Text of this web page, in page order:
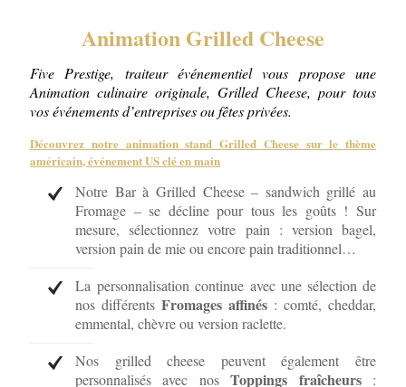
Animation Grilled Cheese
Five Prestige, traiteur événementiel vous propose une
Animation culinaire originale, Grilled Cheese, pour tous
vos événements d’entreprises ou fêtes privées.
Découvrez notre animation stand Grilled Cheese sur le thème
américain, événement US clé en main
Notre Bar à Grilled Cheese – sandwich grillé au
Fromage – se décline pour tous les goûts ! Sur
mesure, sélectionnez votre pain : version bagel,
version pain de mie ou encore pain traditionnel…
La personnalisation continue avec une sélection de
nos différents Fromages affinés : comté, cheddar,
emmental, chèvre ou version raclette.
Nos grilled cheese peuvent également être
personnalisés avec nosToppings fraîcheurs: